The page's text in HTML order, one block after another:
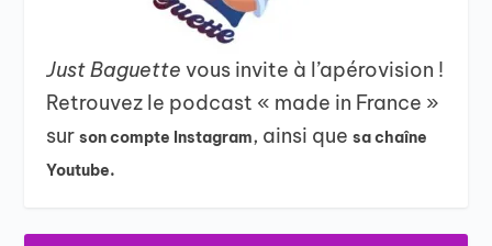
Just Baguettevous invite à l’apérovision !
Retrouvez le podcast « made in France »
surson compte Instagram, ainsi quesa chaîne
Youtube.